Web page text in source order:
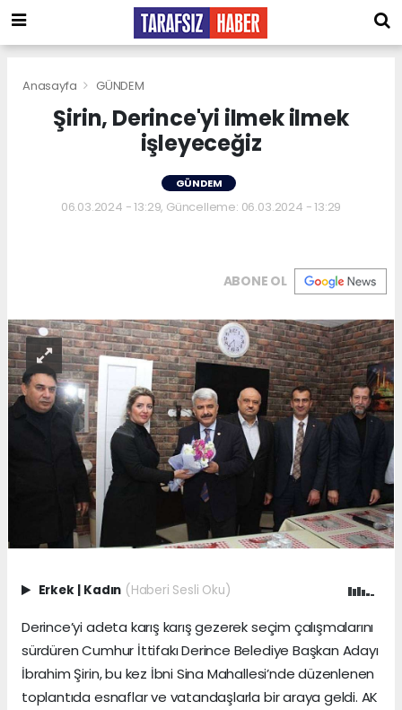
Anasayfa GÜNDEM
Şirin, Derince'yi ilmek ilmek
işleyeceğiz
GÜNDEM
06.03.2024 - 13:29, Güncelleme: 06.03.2024 - 13:29
ABONE OL
Erkek | Kadın (Haberi Sesli Oku)
Derince’yi adeta karış karış gezerek seçim çalışmalarını
sürdüren Cumhur İttifakı Derince Belediye Başkan Adayı
İbrahim Şirin, bu kez İbni Sina Mahallesi’nde düzenlenen
toplantıda esnaflar ve vatandaşlarla bir araya geldi. AK